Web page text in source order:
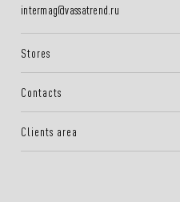
intermag@vassatrend.ru
Stores
Contacts
Clients area